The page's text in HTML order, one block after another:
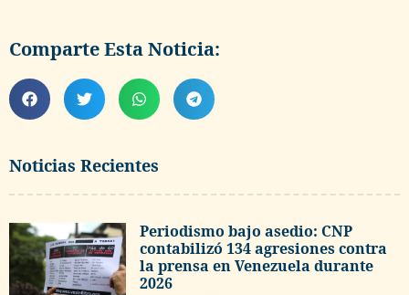
Noticias Recientes
Periodismo bajo asedio: CNP
contabilizó 134 agresiones contra
la prensa en Venezuela durante
2026
Comparte Esta Noticia: